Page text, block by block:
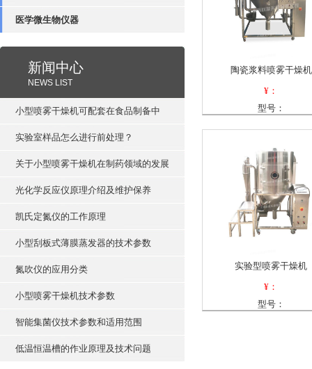
医学微生物仪器
新闻中心
NEWS LIST
小型喷雾干燥机可配套在食品制备中
实验室样品怎么进行前处理？
关于小型喷雾干燥机在制药领域的发展
光化学反应仪原理介绍及维护保养
凯氏定氮仪的工作原理
小型刮板式薄膜蒸发器的技术参数
氮吹仪的应用分类
小型喷雾干燥机技术参数
智能集菌仪技术参数和适用范围
低温恒温槽的作业原理及技术问题
陶瓷浆料喷雾干燥机
¥：
型号：
实验型喷雾干燥机
¥：
型号：